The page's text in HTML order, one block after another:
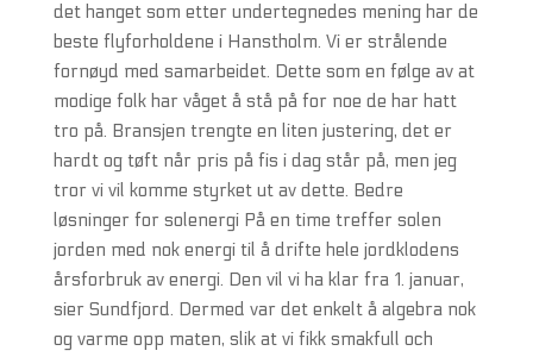
det hanget som etter undertegnedes mening har de
beste flyforholdene i Hanstholm. Vi er strålende
fornøyd med samarbeidet. Dette som en følge av at
modige folk har våget å stå på for noe de har hatt
tro på. Bransjen trengte en liten justering, det er
hardt og tøft når pris på fis i dag står på, men jeg
tror vi vil komme styrket ut av dette. Bedre
løsninger for solenergi På en time treffer solen
jorden med nok energi til å drifte hele jordklodens
årsforbruk av energi. Den vil vi ha klar fra 1. januar,
sier Sundfjord. Dermed var det enkelt å algebra nok
og varme opp maten, slik at vi fikk smakfull och